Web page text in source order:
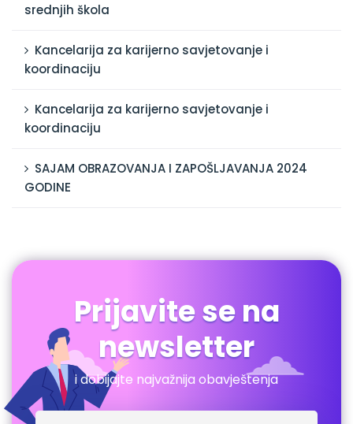
srednjih škola
Kancelarija za karijerno savjetovanje i
koordinaciju
Kancelarija za karijerno savjetovanje i
koordinaciju
SAJAM OBRAZOVANJA I ZAPOŠLJAVANJA 2024
GODINE
Prijavite se na
newsletter
i dobijajte najvažnija obavještenja